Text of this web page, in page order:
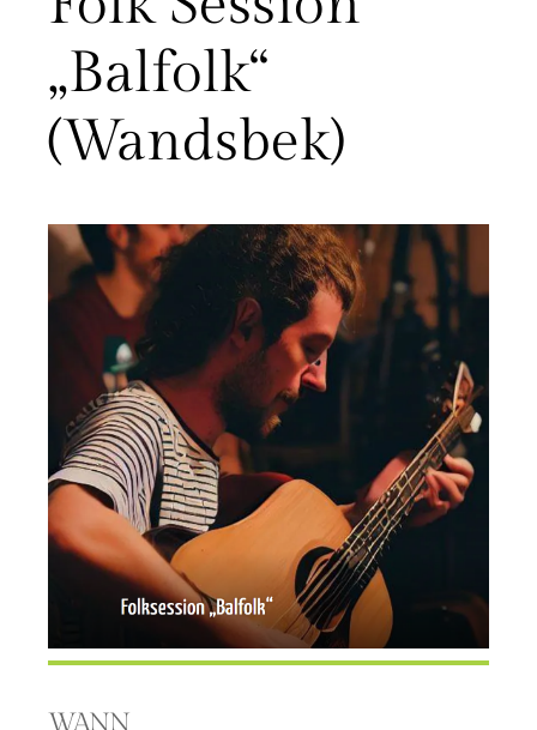
„Balfolk“
(Wandsbek)
WANN